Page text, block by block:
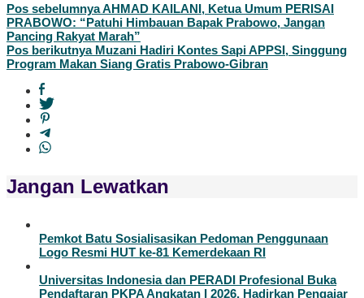
Navigasi
pos
Pos sebelumnyaAHMAD KAILANI, Ketua Umum PERISAI
PRABOWO: “Patuhi Himbauan Bapak Prabowo, Jangan
Pancing Rakyat Marah”
Pos berikutnyaMuzani Hadiri Kontes Sapi APPSI, Singgung
Program Makan Siang Gratis Prabowo-Gibran
Jangan Lewatkan
Pemkot Batu Sosialisasikan Pedoman Penggunaan
Logo Resmi HUT ke-81 Kemerdekaan RI
Universitas Indonesia dan PERADI Profesional Buka
Pendaftaran PKPA Angkatan I 2026, Hadirkan Pengajar